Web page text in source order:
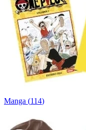
Manga (114)